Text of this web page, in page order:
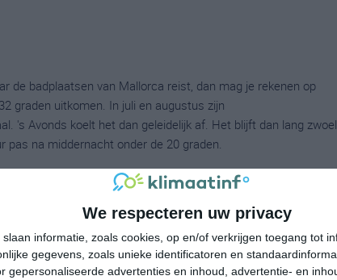
We respecteren uw privacy
slaan informatie, zoals cookies, op en/of verkrijgen toegang tot
gegevens, zoals unieke identificatoren en
gepersonaliseerde advertenties en inhoud, advertentie- en
de badplaatsen van Mallorca reist, dan mag je rekenen op
graden uitkomen. In juli en augustus zijn
's Avonds koelt het dan geleidelijk af. Het blijft dan lang
pas na middernacht onder de 20 graden.
boven het nulpunt. Verder is de regenval er matig maar
eerlijk gezegd net te koud en statistisch gezien wat aan
aanzienlijk koeler, natter en grijzer dan de rest van het eiland.
Tramuntana in het noordwesten niet ondenkbaar. Een
aanrader als je zonzekerheid en zomerse temperaturen